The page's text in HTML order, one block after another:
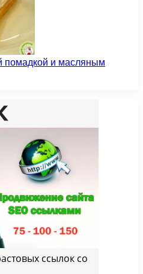
помадкой и масляным